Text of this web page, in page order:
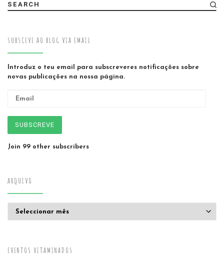
SEARCH
SUBSCEVE AO BLOG VIA EMAIL
Introduz o teu email para subscreveres notificações sobre
novas publicações na nossa página.
SUBSCREVE
Join 99 other subscribers
ARQUIVO
EVENTOS VITAMINADOS